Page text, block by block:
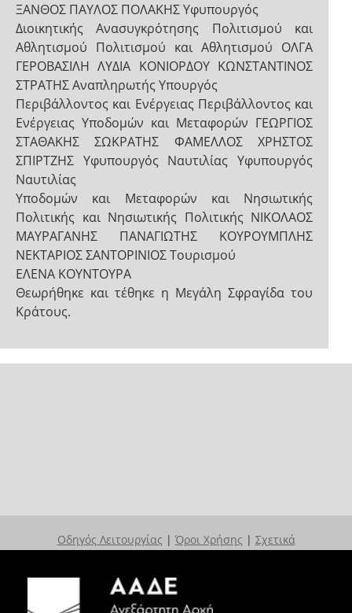
ΞΑΝΘΟΣ ΠΑΥΛΟΣ ΠΟΛΑΚΗΣ Υφυπουργός
Διοικητικής Ανασυγκρότησης Πολιτισμού και
Αθλητισμού Πολιτισμού και Αθλητισμού ΟΛΓΑ
ΓΕΡΟΒΑΣΙΛΗ ΛΥΔΙΑ ΚΟΝΙΟΡΔΟΥ ΚΩΝΣΤΑΝΤΙΝΟΣ
ΣΤΡΑΤΗΣ Αναπληρωτής Υπουργός
Περιβάλλοντος και Ενέργειας Περιβάλλοντος και
Ενέργειας Υποδομών και Μεταφορών ΓΕΩΡΓΙΟΣ
ΣΤΑΘΑΚΗΣ ΣΩΚΡΑΤΗΣ ΦΑΜΕΛΛΟΣ ΧΡΗΣΤΟΣ
ΣΠΙΡΤΖΗΣ Υφυπουργός Ναυτιλίας Υφυπουργός
Ναυτιλίας
Υποδομών και Μεταφορών και Νησιωτικής
Πολιτικής και Νησιωτικής Πολιτικής ΝΙΚΟΛΑΟΣ
ΜΑΥΡΑΓΑΝΗΣ ΠΑΝΑΓΙΩΤΗΣ ΚΟΥΡΟΥΜΠΛΗΣ
ΝΕΚΤΑΡΙΟΣ ΣΑΝΤΟΡΙΝΙΟΣ Τουρισμού
ΕΛΕΝΑ ΚΟΥΝΤΟΥΡΑ
Θεωρήθηκε και τέθηκε η Μεγάλη Σφραγίδα του
Κράτους.
Οδηγός Λειτουργίας | Όροι Χρήσης | Σχετικά